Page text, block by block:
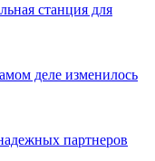
станция для
деле изменилось
партнеров